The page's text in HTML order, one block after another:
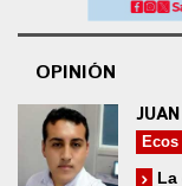
OPINIÓN
La